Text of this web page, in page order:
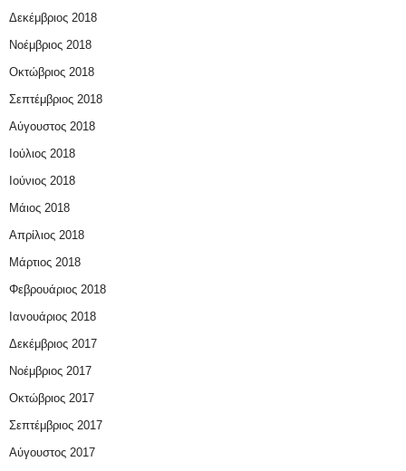
Δεκέμβριος 2018
Νοέμβριος 2018
Οκτώβριος 2018
Σεπτέμβριος 2018
Αύγουστος 2018
Ιούλιος 2018
Ιούνιος 2018
Μάιος 2018
Απρίλιος 2018
Μάρτιος 2018
Φεβρουάριος 2018
Ιανουάριος 2018
Δεκέμβριος 2017
Νοέμβριος 2017
Οκτώβριος 2017
Σεπτέμβριος 2017
Αύγουστος 2017